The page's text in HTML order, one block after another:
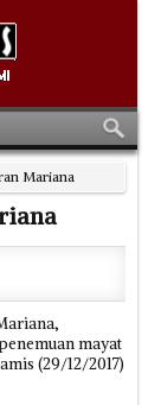
Mariana
mayat
(29/12/2017)